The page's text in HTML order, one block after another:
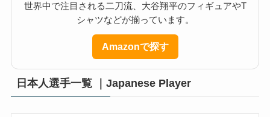
世界中で注目される二刀流、大谷翔平のフィギュアやT
シャツなどが揃っています。
Amazonで探す
日本人選手一覧 ｜Japanese Player